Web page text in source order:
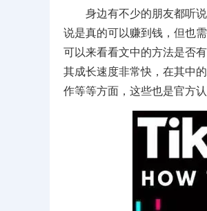
身边有不少的朋友都听说
说是真的可以赚到钱，但也
可以来看看文中的方法是否
其成长速度非常快，在其中
作等等方面，这些也是官方认